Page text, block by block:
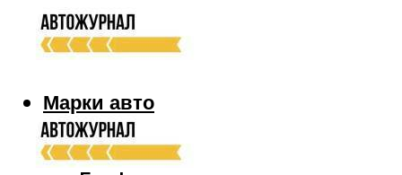
Марки авто
Audi
Bmw